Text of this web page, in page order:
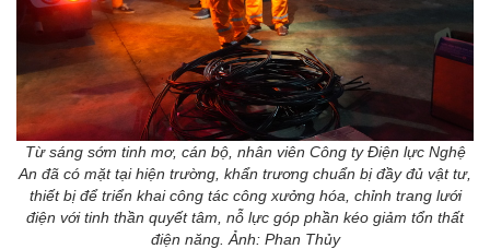
Từ sáng sớm tinh mơ, cán bộ, nhân viên Công ty Điện lực Nghệ
An đã có mặt tại hiện trường, khẩn trương chuẩn bị đầy đủ vật tư,
thiết bị để triển khai công tác công xưởng hóa, chỉnh trang lưới
điện với tinh thần quyết tâm, nỗ lực góp phần kéo giảm tổn thất
điện năng. Ảnh: Phan Thủy